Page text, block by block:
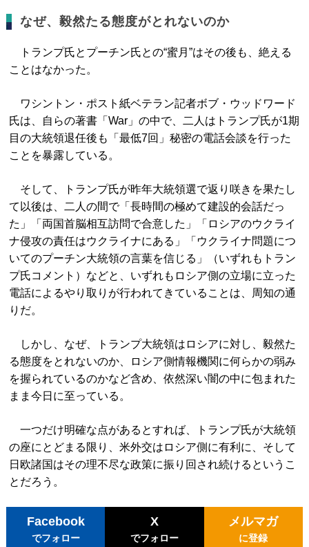
なぜ、毅然たる態度がとれないのか
トランプ氏とプーチン氏との“蜜月”はその後も、絶える
ことはなかった。
ワシントン・ポスト紙ベテラン記者ボブ・ウッドワード
氏は、自らの著書「War」の中で、二人はトランプ氏が1期
目の大統領退任後も「最低7回」秘密の電話会談を行った
ことを暴露している。
そして、トランプ氏が昨年大統領選で返り咲きを果たし
て以後は、二人の間で「長時間の極めて建設的会話だっ
た」「両国首脳相互訪問で合意した」「ロシアのウクライ
ナ侵攻の責任はウクライナにある」「ウクライナ問題につ
いてのプーチン大統領の言葉を信じる」（いずれもトラン
プ氏コメント）などと、いずれもロシア側の立場に立った
電話によるやり取りが行われてきていることは、周知の通
りだ。
しかし、なぜ、トランプ大統領はロシアに対し、毅然た
る態度をとれないのか、ロシア側情報機関に何らかの弱み
を握られているのかなど含め、依然深い闇の中に包まれた
まま今日に至っている。
一つだけ明確な点があるとすれば、トランプ氏が大統領
の座にとどまる限り、米外交はロシア側に有利に、そして
日欧諸国はその理不尽な政策に振り回され続けるというこ
とだろう。
Facebook
でフォロー
X
でフォロー
メルマガ
に登録